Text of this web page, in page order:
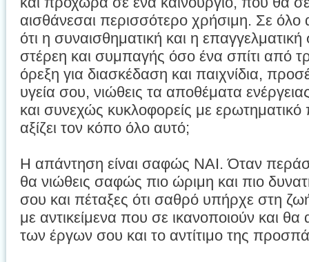
αισθάνεσαι περισσότερο χρήσιμη. Σε όλο
ότι η συναισθηματική και η
στέρεη και συμπαγής όσο ένα σπίτι από
όρεξη για διασκέδαση και παιχνίδια,
υγεία σου, νιώθεις τα αποθέματα
και συνεχώς κυκλοφορείς με
αξίζει τον κόπο όλο αυτό;
Η απάντηση είναι σαφώς ΝΑΙ. Όταν
θα νιώθεις σαφώς πιο ώριμη και πιο
σου και πέταξες ότι σαθρό υπήρχε στη
με αντικείμενα που σε ικανοποιούν και
των έργων σου και το αντίτιμο της